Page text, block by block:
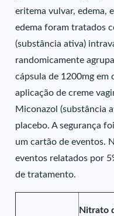
eritema vulvar, edema,
edema foram tratados
(substância ativa)
randomicamente
cápsula de 1200mg em
aplicação de creme
Miconazol (substância
placebo. A segurança
um cartão de eventos.
eventos relatados por
de tratamento.
Nitrato